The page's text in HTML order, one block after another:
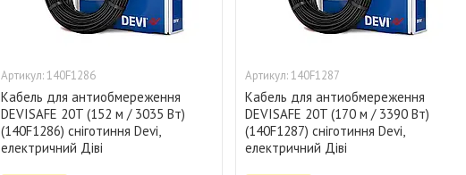
140F1286
Кабель для антиобмереження
DEVISAFE 20T (152 м / 3035 Вт)
(140F1286) сніготиння Devi,
електричний Діві
140F1287
Кабель для антиобмереження
DEVISAFE 20T (170 м / 3390 Вт)
(140F1287) сніготиння Devi,
електричний Діві